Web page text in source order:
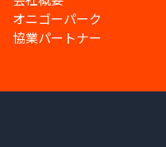
オニゴーパーク
協業パートナー